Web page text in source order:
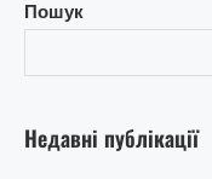
Пошук
Недавні публікації